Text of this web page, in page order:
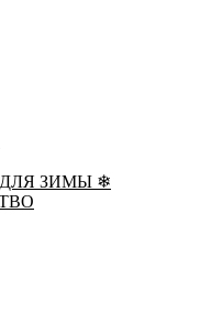
ЗИМЫ ❄